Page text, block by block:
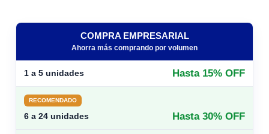
COMPRA EMPRESARIAL
Ahorra más comprando por volumen
1 a 5 unidades Hasta 15% OFF
RECOMENDADO
6 a 24 unidades Hasta 30% OFF